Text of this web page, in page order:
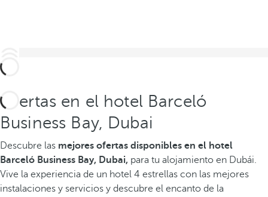
Ofertas en el hotel Barceló
Business Bay, Dubai
Descubre las mejores ofertas disponibles en el hotel
Barceló Business Bay, Dubai, para tu alojamiento en Dubái.
Vive la experiencia de un hotel 4 estrellas con las mejores
instalaciones y servicios y descubre el encanto de la